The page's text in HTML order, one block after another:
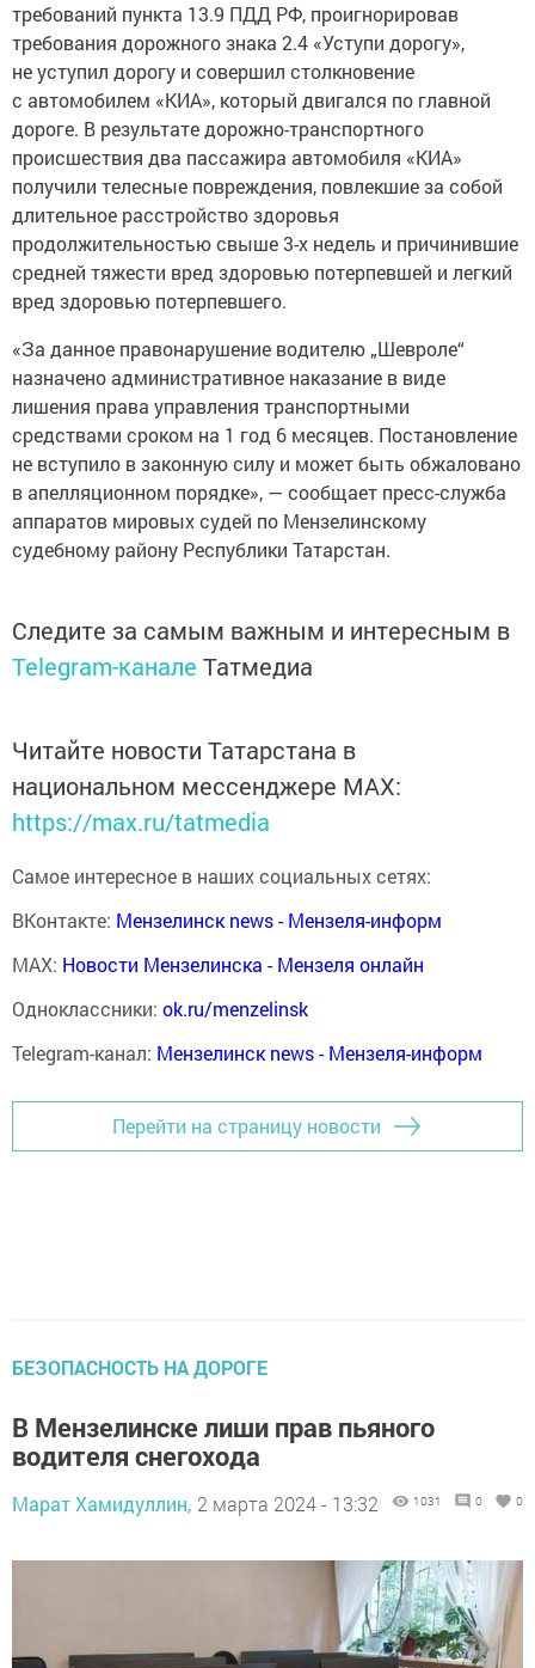
требований пункта 13.9 ПДД РФ, проигнорировав
требования дорожного знака 2.4 «Уступи дорогу»,
не уступил дорогу и совершил столкновение
с автомобилем «КИА», который двигался по главной
дороге. В результате дорожно-транспортного
происшествия два пассажира автомобиля «КИА»
получили телесные повреждения, повлекшие за собой
длительное расстройство здоровья
продолжительностью свыше 3-х недель и причинившие
средней тяжести вред здоровью потерпевшей и легкий
вред здоровью потерпевшего.
«За данное правонарушение водителю „Шевроле“
назначено административное наказание в виде
лишения права управления транспортными
средствами сроком на 1 год 6 месяцев. Постановление
не вступило в законную силу и может быть обжаловано
в апелляционном порядке», — сообщает пресс-служба
аппаратов мировых судей по Мензелинскому
судебному району Республики Татарстан.
Следите за самым важным и интересным в
Telegram-канале Татмедиа
Читайте новости Татарстана в
национальном мессенджере MАХ:
https://max.ru/tatmedia
Самое интересное в наших социальных сетях:
ВКонтакте: Мензелинск news - Мензеля-информ
MAX: Новости Мензелинска - Мензеля онлайн
Одноклассники: ok.ru/menzelinsk
Telegram-канал: Мензелинск news - Мензеля-информ
Перейти на страницу новости
БЕЗОПАСНОСТЬ НА ДОРОГЕ
В Мензелинске лиши прав пьяного
водителя снегохода
Марат Хамидуллин, 2 марта 2024 - 13:32 1031 0 0